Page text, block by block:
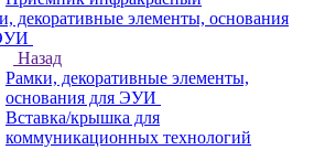
декоративные элементы, основания
Назад
Рамки, декоративные элементы,
основания для ЭУИ
Вставка/крышка для
коммуникационных технологий